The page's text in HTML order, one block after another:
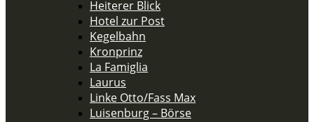
Heiterer Blick
Hotel zur Post
Kegelbahn
Kronprinz
La Famiglia
Laurus
Linke Otto/Fass Max
Luisenburg – Börse